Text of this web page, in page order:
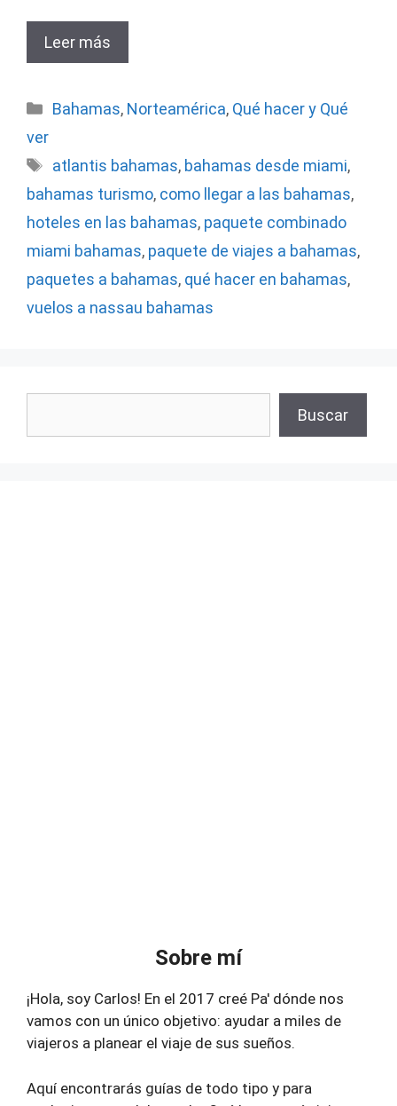
Leer más
Categorías
Bahamas, Norteamérica, Qué hacer y Qué
ver
Etiquetas
atlantis bahamas, bahamas desde miami,
bahamas turismo, como llegar a las bahamas,
hoteles en las bahamas, paquete combinado
miami bahamas, paquete de viajes a bahamas,
paquetes a bahamas, qué hacer en bahamas,
vuelos a nassau bahamas
Buscar
Sobre mí
¡Hola, soy Carlos! En el 2017 creé Pa' dónde nos
vamos con un único objetivo: ayudar a miles de
viajeros a planear el viaje de sus sueños.
Aquí encontrarás guías de todo tipo y para